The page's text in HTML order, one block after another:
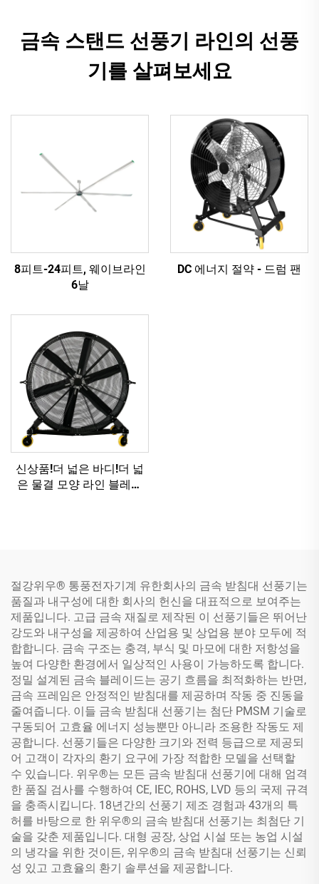
금속 스탠드 선풍기 라인의 선풍
기를 살펴보세요
8피트-24피트, 웨이브라인
6날
DC 에너지 절약 - 드럼 팬
신상품!더 넓은 바디!더 넓
은 물결 모양 라인 블레이
절강위우® 통풍전자기계 유한회사의 금속 받침대 선풍기는
품질과 내구성에 대한 회사의 헌신을 대표적으로 보여주는
제품입니다. 고급 금속 재질로 제작된 이 선풍기들은 뛰어난
강도와 내구성을 제공하여 산업용 및 상업용 분야 모두에 적
합합니다. 금속 구조는 충격, 부식 및 마모에 대한 저항성을
높여 다양한 환경에서 일상적인 사용이 가능하도록 합니다.
정밀 설계된 금속 블레이드는 공기 흐름을 최적화하는 반면,
금속 프레임은 안정적인 받침대를 제공하며 작동 중 진동을
줄여줍니다. 이들 금속 받침대 선풍기는 첨단 PMSM 기술로
구동되어 고효율 에너지 성능뿐만 아니라 조용한 작동도 제
공합니다. 선풍기들은 다양한 크기와 전력 등급으로 제공되
어 고객이 각자의 환기 요구에 가장 적합한 모델을 선택할
수 있습니다. 위우®는 모든 금속 받침대 선풍기에 대해 엄격
한 품질 검사를 수행하여 CE, IEC, ROHS, LVD 등의 국제 규격
을 충족시킵니다. 18년간의 선풍기 제조 경험과 43개의 특
허를 바탕으로 한 위우®의 금속 받침대 선풍기는 최첨단 기
술을 갖춘 제품입니다. 대형 공장, 상업 시설 또는 농업 시설
의 냉각을 위한 것이든, 위우®의 금속 받침대 선풍기는 신뢰
성 있고 고효율의 환기 솔루션을 제공합니다.